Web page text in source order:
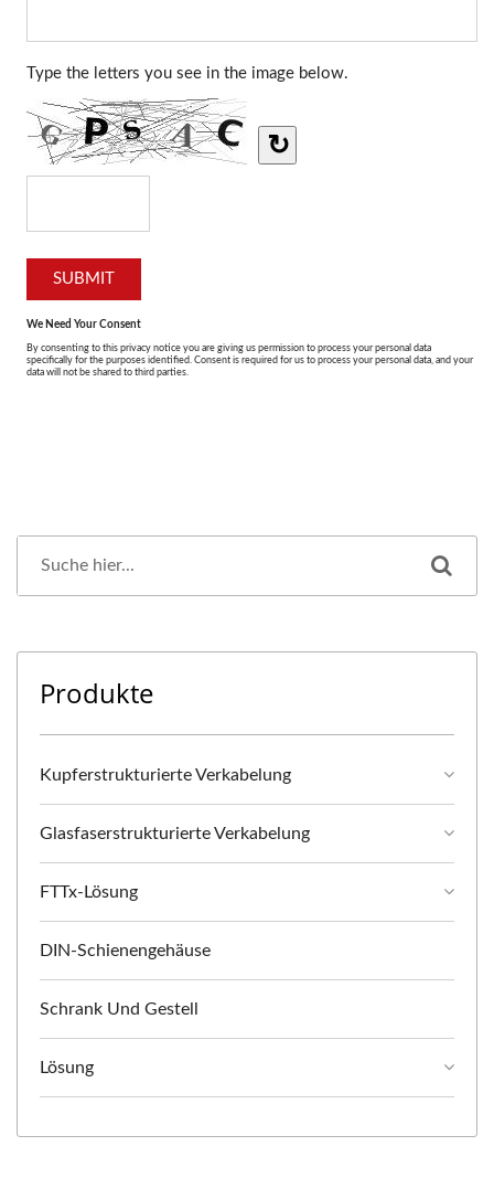
Produkte
Kupferstrukturierte Verkabelung
Glasfaserstrukturierte Verkabelung
FTTx-Lösung
DIN-Schienengehäuse
Schrank Und Gestell
Lösung